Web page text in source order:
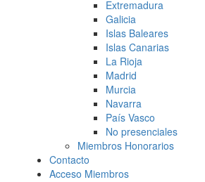
Extremadura
Galicia
Islas Baleares
Islas Canarias
La Rioja
Madrid
Murcia
Navarra
País Vasco
No presenciales
Miembros Honorarios
Contacto
Acceso Miembros